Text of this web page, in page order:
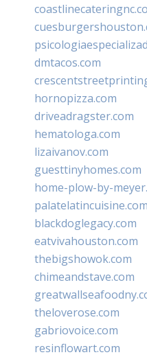
dmtacos.com
hornopizza.com
driveadragster.com
hematologa.com
lizaivanov.com
guesttinyhomes.com
home-plow-by-
palatelatincuisine.com
blackdoglegacy.com
eatvivahouston.com
thebigshowok.com
chimeandstave.com
theloverose.com
gabriovoice.com
resinflowart.com